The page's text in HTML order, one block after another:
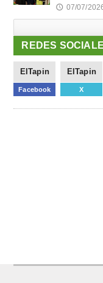
🕔 07/07/
REDES
ElTapin
Facebook
ElTapin
X